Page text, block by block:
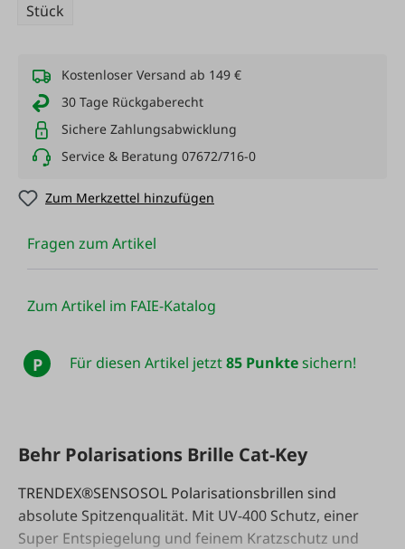
Stück
Kostenloser Versand ab 149 €
30 Tage Rückgaberecht
Sichere Zahlungsabwicklung
Service & Beratung 07672/716-0
Zum Merkzettel hinzufügen
Fragen zum Artikel
Zum Artikel im FAIE-Katalog
P Für diesen Artikel jetzt85 Punktesichern!
Behr Polarisations Brille Cat-Key
TRENDEX®SENSOSOL Polarisationsbrillen sind
absolute Spitzenqualität. Mit UV-400 Schutz, einer
Super Entspiegelung und feinem Kratzschutz und